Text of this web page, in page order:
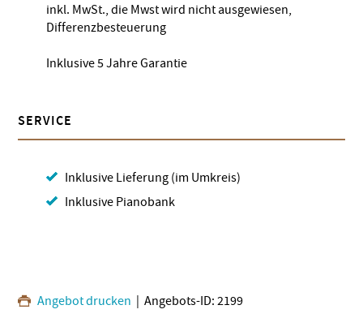
inkl. MwSt., die Mwst wird nicht ausgewiesen,
Differenzbesteuerung
Inklusive 5 Jahre Garantie
SERVICE
Inklusive Lieferung (im Umkreis)
Inklusive Pianobank
Angebot drucken | Angebots-ID: 2199